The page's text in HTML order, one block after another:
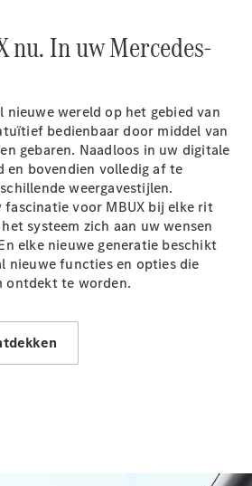
nu. In uw Mercedes-
nieuwe wereld op het gebied van
bedienbaar door middel van
gebaren. Naadloos in uw digitale
en bovendien volledig af te
weergavestijlen.
voor MBUX bij elke rit
systeem zich aan uw wensen
elke nieuwe generatie beschikt
nieuwe functies en opties die
ontdekt te worden.